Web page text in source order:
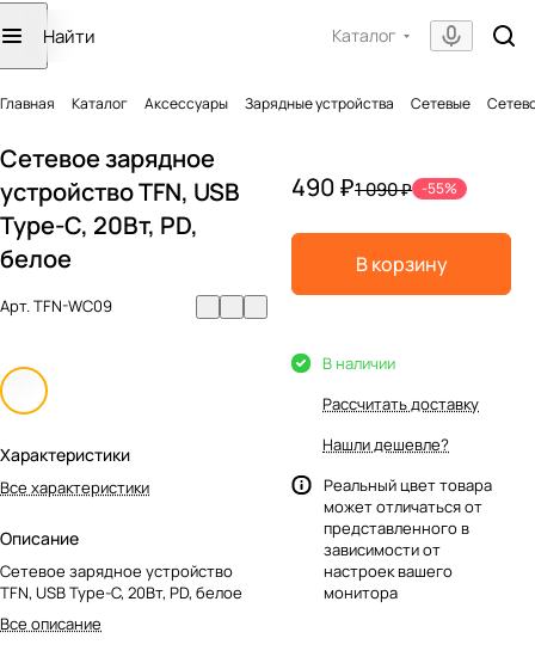
Каталог
Главная Каталог Аксессуары Зарядные устройства Сетевые
Сетевое зарядное
устройство TFN, USB
Type-C, 20Вт, PD,
белое
Арт.TFN-WC09
Характеристики
Все характеристики
Описание
Сетевое зарядное устройство
TFN, USB Type-C, 20Вт, PD, белое
Все описание
490 ₽1 090 ₽ -55%
В корзину
В наличии
Рассчитать доставку
Нашли дешевле?
Реальный цвет товара
может отличаться от
представленного в
зависимости от
настроек вашего
монитора